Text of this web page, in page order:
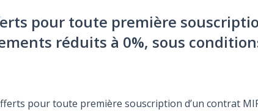
pour toute première
réduits à 0%, sous
pour toute première souscription d’un contrat